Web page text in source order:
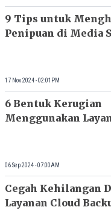
9 Tips untuk
Penipuan di Media
17 Nov 2024 - 02:01PM
6 Bentuk Kerugian
Menggunakan
06 Sep 2024 - 07:00AM
Cegah Kehilangan
Layanan Cloud